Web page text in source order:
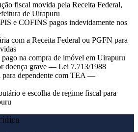
fiscal movida pela Receita Federal,
de Uirapuru
e COFINS pagos indevidamente nos
com a Receita Federal ou PGFN para
na compra de imóvel em Uirapuru
doença grave — Lei 7.713/1988
para dependente com TEA —
e escolha de regime fiscal para